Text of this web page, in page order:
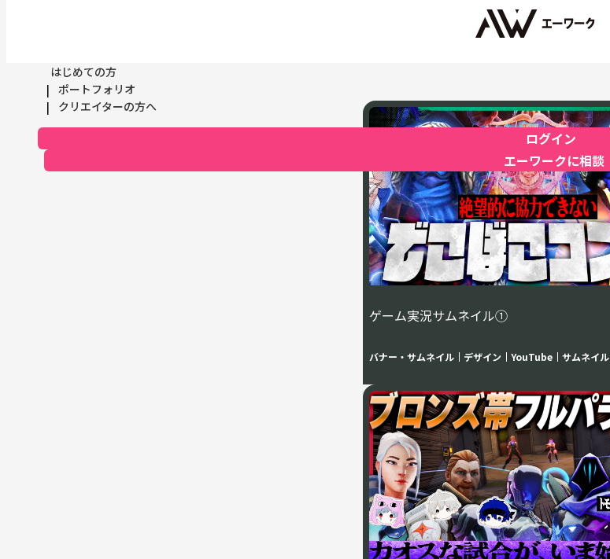
はじめての方
ポートフォリオ
クリエイターの方へ
ログイン
エーワークに相談
ゲーム実況サムネイル①
バナー・サムネイル デザイン YouTube サムネイル